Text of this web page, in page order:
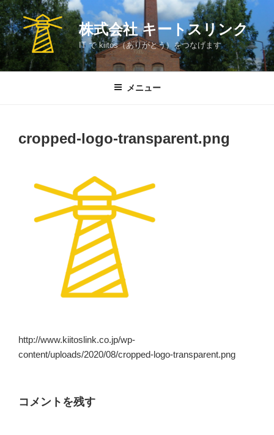
コ
ン
テ
ン
ツ
株式会社 キートスリンク
IT で kiitos（ありがとう）をつなげます
メニュー
cropped-logo-transparent.png
http://www.kiitoslink.co.jp/wp-
content/uploads/2020/08/cropped-logo-transparent.png
コメントを残す